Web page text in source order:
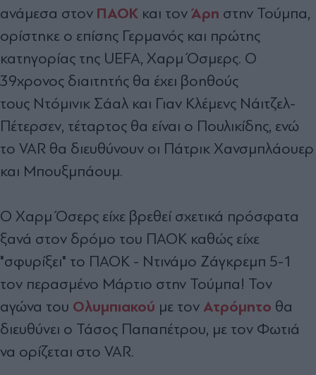
ανάμεσα στον ΠΑΟΚ και τον Άρη στην Τούμπα,
ορίστηκε ο επίσης Γερμανός και πρώτης
κατηγορίας της UEFA, Χαρμ Όσμερς. Ο
39χρονος διαιτητής θα έχει βοηθούς
τους Ντόμινικ Σάαλ και Γιαν Κλέμενς Νάιτζελ-
Πέτερσεν, τέταρτος θα είναι ο Πουλικίδης, ενώ
το VAR θα διευθύνουν οι Πάτρικ Χανσμπλάουερ
και Μπουξμπάουμ.
Ο Χαρμ Όσερς είχε βρεθεί σχετικά πρόσφατα
ξανά στον δρόμο του ΠΑΟΚ καθώς είχε
"σφυρίξει" το ΠΑΟΚ - Ντινάμο Ζάγκρεμπ 5-1
τον περασμένο Μάρτιο στην Τούμπα! Τον
αγώνα του Ολυμπιακού με τον Ατρόμητο θα
διευθύνει ο Τάσος Παπαπέτρου, με τον Φωτιά
να ορίζεται στο VAR.